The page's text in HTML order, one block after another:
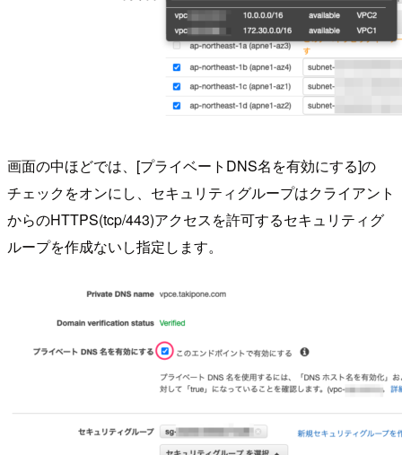
画面の中ほどでは、[プライベートDNS名を有効にする]の
チェックをオンにし、セキュリティグループはクライアント
からのHTTPS(tcp/443)アクセスを許可するセキュリティグ
ループを作成ないし指定します。